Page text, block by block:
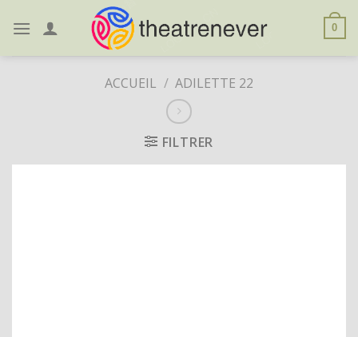
0
ACCUEIL / ADILETTE 22
FILTRER